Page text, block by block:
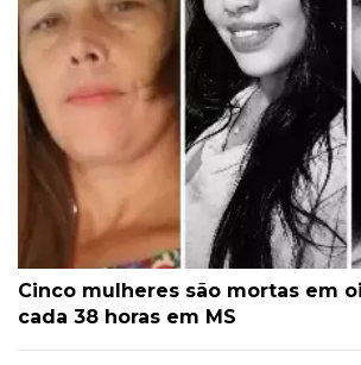
Cinco mulheres são mortas em
cada 38 horas em MS